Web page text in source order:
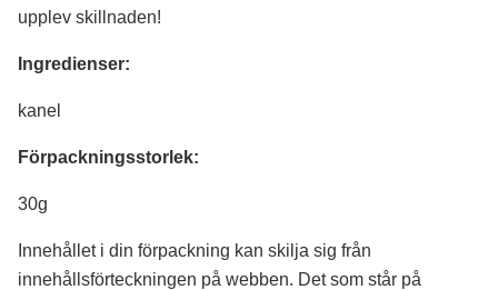
upplev skillnaden!
Ingredienser:
kanel
Förpackningsstorlek:
30g
Innehållet i din förpackning kan skilja sig från
innehållsförteckningen på webben. Det som står på